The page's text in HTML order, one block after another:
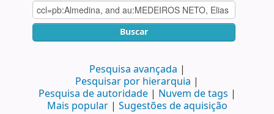
Buscar
Pesquisa avançada
Pesquisar por hierarquia
Pesquisa de autoridade
Nuvem de tags
Mais popular
Sugestões de aquisição